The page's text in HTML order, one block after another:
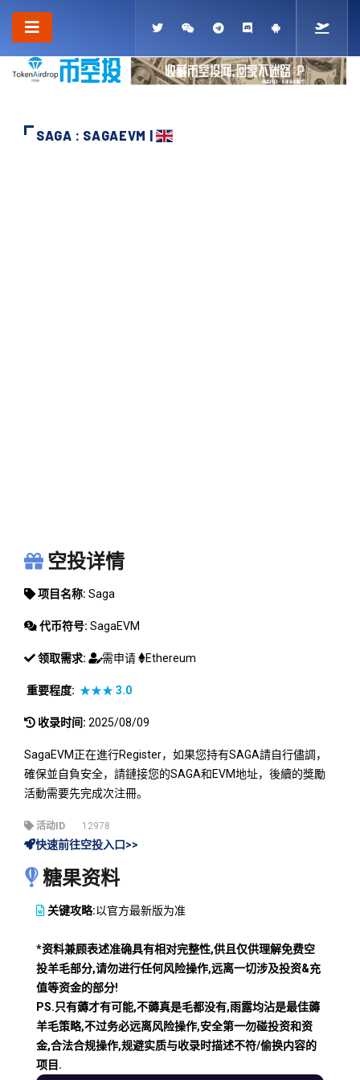
SAGA : SAGAEVM |
空投详情
项目名称: Saga
代币符号: SagaEVM
领取需求: 需申请 Ethereum
重要程度: ★★★3.0
收录时间: 2025/08/09
SagaEVM正在進行Register，如果您持有SAGA請自行儘調，
確保並自負安全，請鏈接您的SAGA和EVM地址，後續的獎勵
活動需要先完成次注冊。
活动ID 12978
快速前往空投入口>>
糖果资料
关键攻略:以官方最新版为准
*资料兼顾表述准确具有相对完整性,供且仅供理解免费空
投羊毛部分,请勿进行任何风险操作,远离一切涉及投资&充
值等资金的部分!
PS.只有薅才有可能,不薅真是毛都没有,雨露均沾是最佳薅
羊毛策略,不过务必远离风险操作,安全第一勿碰投资和资
金,合法合规操作,规避实质与收录时描述不符/偷换内容的
项目.